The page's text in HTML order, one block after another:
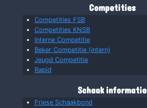
Competities
Competities FSB
Competities KNSB
Interne Competitie
Beker Competitie (intern)
Jeugd Competitie
Rapid
Schaak informatie
Friese Schaakbond